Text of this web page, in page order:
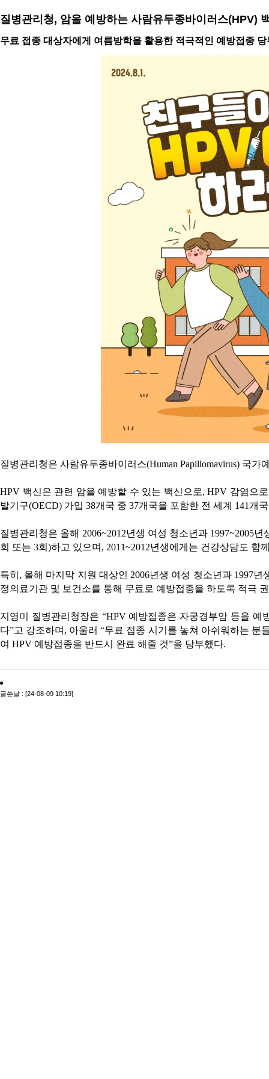
질병관리청, 암을 예방하는 사람유두종바이러스(HPV)
무료 접종 대상자에게 여름방학을 활용한 적극적인 예방접종 당
질병관리청은 사람유두종바이러스(Human Papillomavirus) 국
HPV 백신은 관련 암을 예방할 수 있는 백신으로, HPV 감염으
발기구(OECD) 가입 38개국 중 37개국을 포함한 전 세계 141개
질병관리청은 올해 2006~2012년생 여성 청소년과 1997~2005
회 또는 3회)하고 있으며, 2011~2012년생에게는 건강상담도 함
특히, 올해 마지막 지원 대상인 2006년생 여성 청소년과 1997
정의료기관 및 보건소를 통해 무료로 예방접종을 하도록 적극
지영미 질병관리청장은 “HPV 예방접종은 자궁경부암 등을
다”고 강조하며, 아울러 “무료 접종 시기를 놓쳐 아쉬워하는
여 HPV 예방접종을 반드시 완료 해줄 것”을 당부했다.
글쓴날 : [24-08-09 10:19]